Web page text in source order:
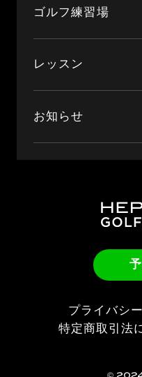
ゴルフ練習場
レッスン
お知らせ
プライバシ
特定商取引法